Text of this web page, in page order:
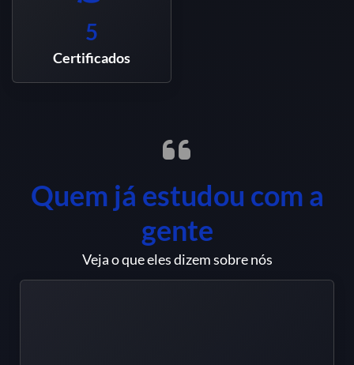
5
Certificados
Quem já estudou com a
gente
Veja o que eles dizem sobre nós